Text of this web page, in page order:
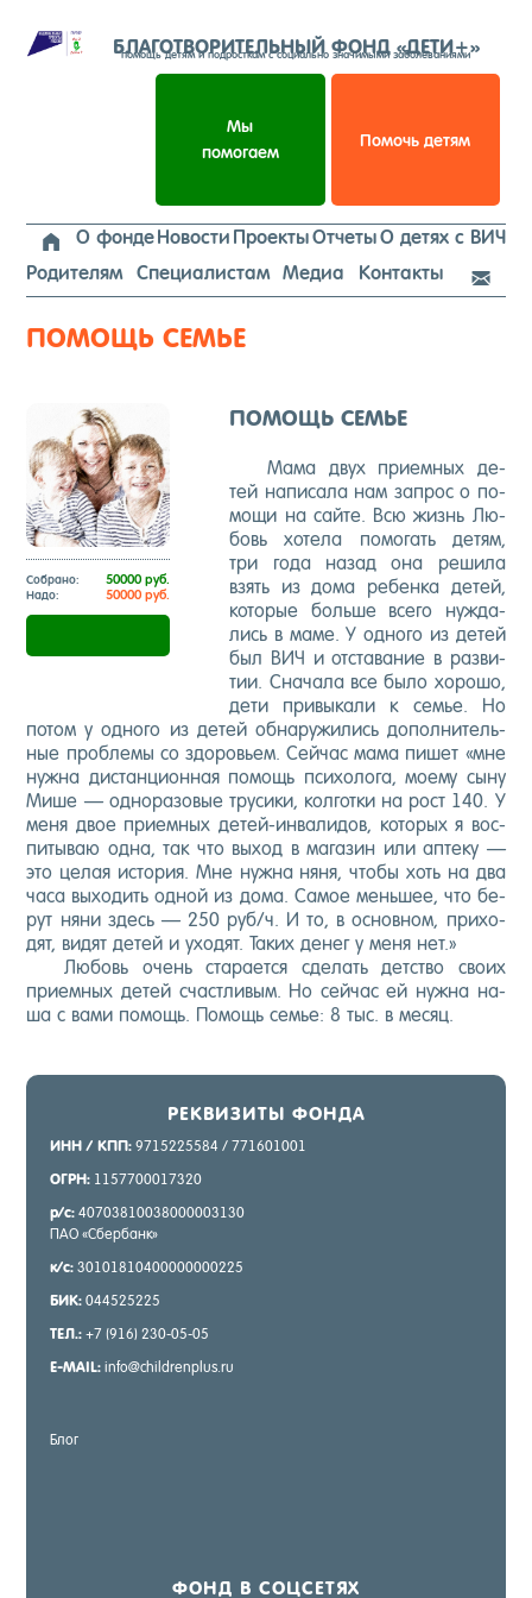
к
содержимому
БЛАГОТВОРИТЕЛЬНЫЙ ФОНД «ДЕТИ+»
помощь детям и подросткам с социально значимыми заболеваниями
Мы
помогаем
Помочь детям
 О фондеНовости ПроектыОтчетыО детях с ВИЧ
Родителям
Специалистам Медиа Контакты 
ПОМОЩЬ СЕМЬЕ
Соб­ра­но:50000 руб.
На­до:50000 руб.
ПО­МОЩЬ СЕ­МЬЕ
Ма­ма двух при­ем­ных де­
тей на­пи­са­ла нам за­прос о по­
мо­щи на сай­те. Всю жизнь Лю­
бовь хо­те­ла по­мо­гать де­тям,
три го­да на­зад она ре­ши­ла
взять из до­ма ре­бен­ка де­тей,
ко­то­рые боль­ше все­го нуж­да­
лись в ма­ме. У од­но­го из де­тей
был ВИЧ и от­ста­ва­ние в раз­ви­
тии. Сна­ча­ла все бы­ло хо­ро­шо,
де­ти при­вы­ка­ли к се­мье. Но
по­том у од­но­го из де­тей об­на­ру­жи­лись до­пол­ни­тель­
ные про­бле­мы со здо­ро­вь­ем. Сей­час ма­ма пи­шет «мне
нуж­на ди­стан­ци­он­ная по­мощь пси­хо­ло­га, мо­е­му сы­ну
Ми­ше — од­но­ра­зо­вые тру­си­ки, кол­гот­ки на рост 140. У
ме­ня двое при­ем­ных де­тей-ин­ва­ли­дов, ко­то­рых я вос­
пи­ты­ваю од­на, так что вы­ход в ма­га­зин или ап­те­ку —
это це­лая ис­то­рия. Мне нуж­на ня­ня, что­бы хоть на два
ча­са вы­хо­дить од­ной из до­ма. Са­мое мень­шее, что бе­
рут ня­ни здесь — 250 руб/ч. И то, в ос­нов­ном, при­хо­
дят, ви­дят де­тей и ухо­дят. Та­ких де­нег у ме­ня нет.»
Лю­бовь очень ста­ра­ет­ся сде­лать дет­ство сво­их
при­ем­ных де­тей счаст­ли­вым. Но сей­час ей нуж­на на­
ша с ва­ми по­мощь. По­мощь се­мье: 8 тыс. в ме­сяц.
РЕК­ВИ­ЗИТЫ ФОН­ДА
ИНН / КПП: 9715225584 / 771601001
ОГРН: 1157700017320
р/с: 40703810038000003130
ПАО «Сбер­банк»
к/с: 30101810400000000225
БИК: 044525225
ТЕЛ.: +7 (916) 230-05-05
E-MAIL: info@childrenplus.ru
Блог
ФОНД В СОЦ­СЕ­ТЯХ